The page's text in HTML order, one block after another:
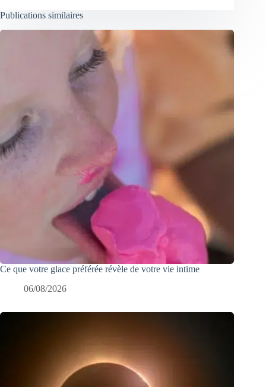
Publications similaires
Ce que votre glace préférée révèle de votre vie intime
06/08/2026